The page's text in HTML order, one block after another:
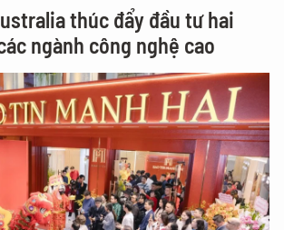
thúc đẩy đầu tư hai
ngành công nghệ cao